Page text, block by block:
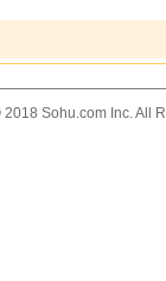
Sohu.com Inc. All